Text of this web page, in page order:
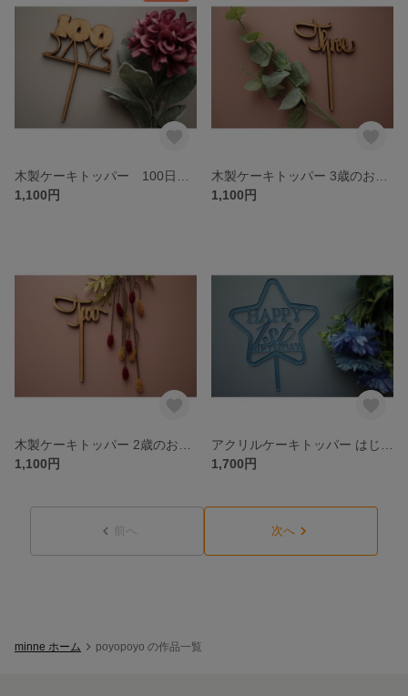
1,100円
1,100円
1,100円
1,700円
前へ 次へ
minne ホーム poyopoyo の作品一覧